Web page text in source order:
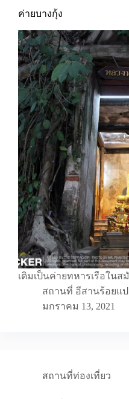
ค่ายบางกุ้ง
เดิมเป็นค่ายทหารเรือในส
สถานที่ อีสานร้อยแ
มกราคม 13, 2021
สถานที่ท่องเที่ยว